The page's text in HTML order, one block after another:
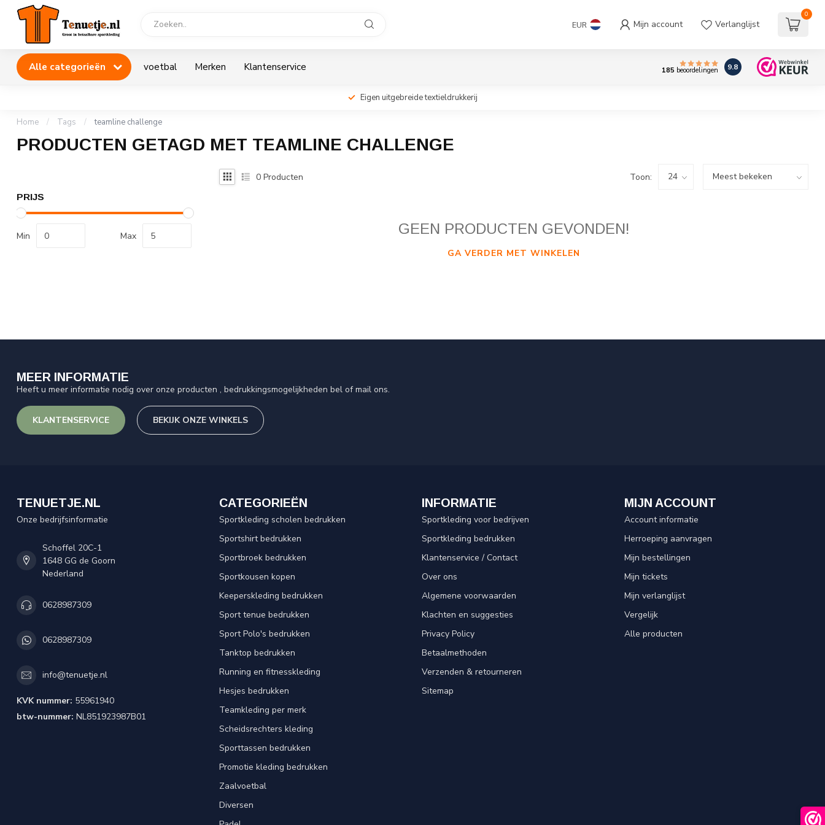
EUR Mijn account Verlanglijst
0
Alle categorieën voetbal Merken Klantenservice 185 beoordelingen 9.8
Eigen uitgebreide textieldrukkerij
Home / Tags / teamline challenge
PRODUCTEN GETAGD MET TEAMLINE CHALLENGE
PRIJS
Min Max
0 Producten Toon:
GEEN PRODUCTEN GEVONDEN!
GA VERDER MET WINKELEN
MEER INFORMATIE
Heeft u meer informatie nodig over onze producten , bedrukkingsmogelijkheden bel of mail ons.
KLANTENSERVICE BEKIJK ONZE WINKELS
TENUETJE.NL
Onze bedrijfsinformatie
Schoffel 20C-1
1648 GG de Goorn
Nederland
0628987309
0628987309
info@tenuetje.nl
KVK nummer: 55961940
btw-nummer: NL851923987B01
CATEGORIEËN
Sportkleding scholen bedrukken
Sportshirt bedrukken
Sportbroek bedrukken
Sportkousen kopen
Keeperskleding bedrukken
Sport tenue bedrukken
Sport Polo's bedrukken
Tanktop bedrukken
Running en fitnesskleding
Hesjes bedrukken
Teamkleding per merk
Scheidsrechters kleding
Sporttassen bedrukken
Promotie kleding bedrukken
Zaalvoetbal
Diversen
INFORMATIE
Sportkleding voor bedrijven
Sportkleding bedrukken
Klantenservice / Contact
Over ons
Algemene voorwaarden
Klachten en suggesties
Privacy Policy
Betaalmethoden
Verzenden & retourneren
Sitemap
MIJN ACCOUNT
Account informatie
Herroeping aanvragen
Mijn bestellingen
Mijn tickets
Mijn verlanglijst
Vergelijk
Alle producten